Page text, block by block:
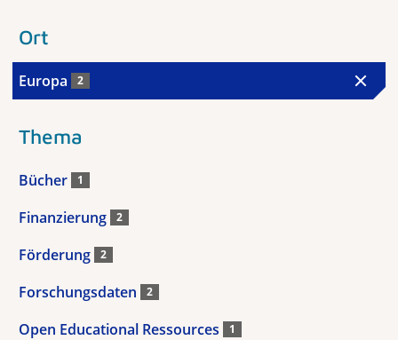
Ort
Europa 2
Thema
Bücher 1
Finanzierung 2
Förderung 2
Forschungsdaten 2
Open Educational Ressources 1